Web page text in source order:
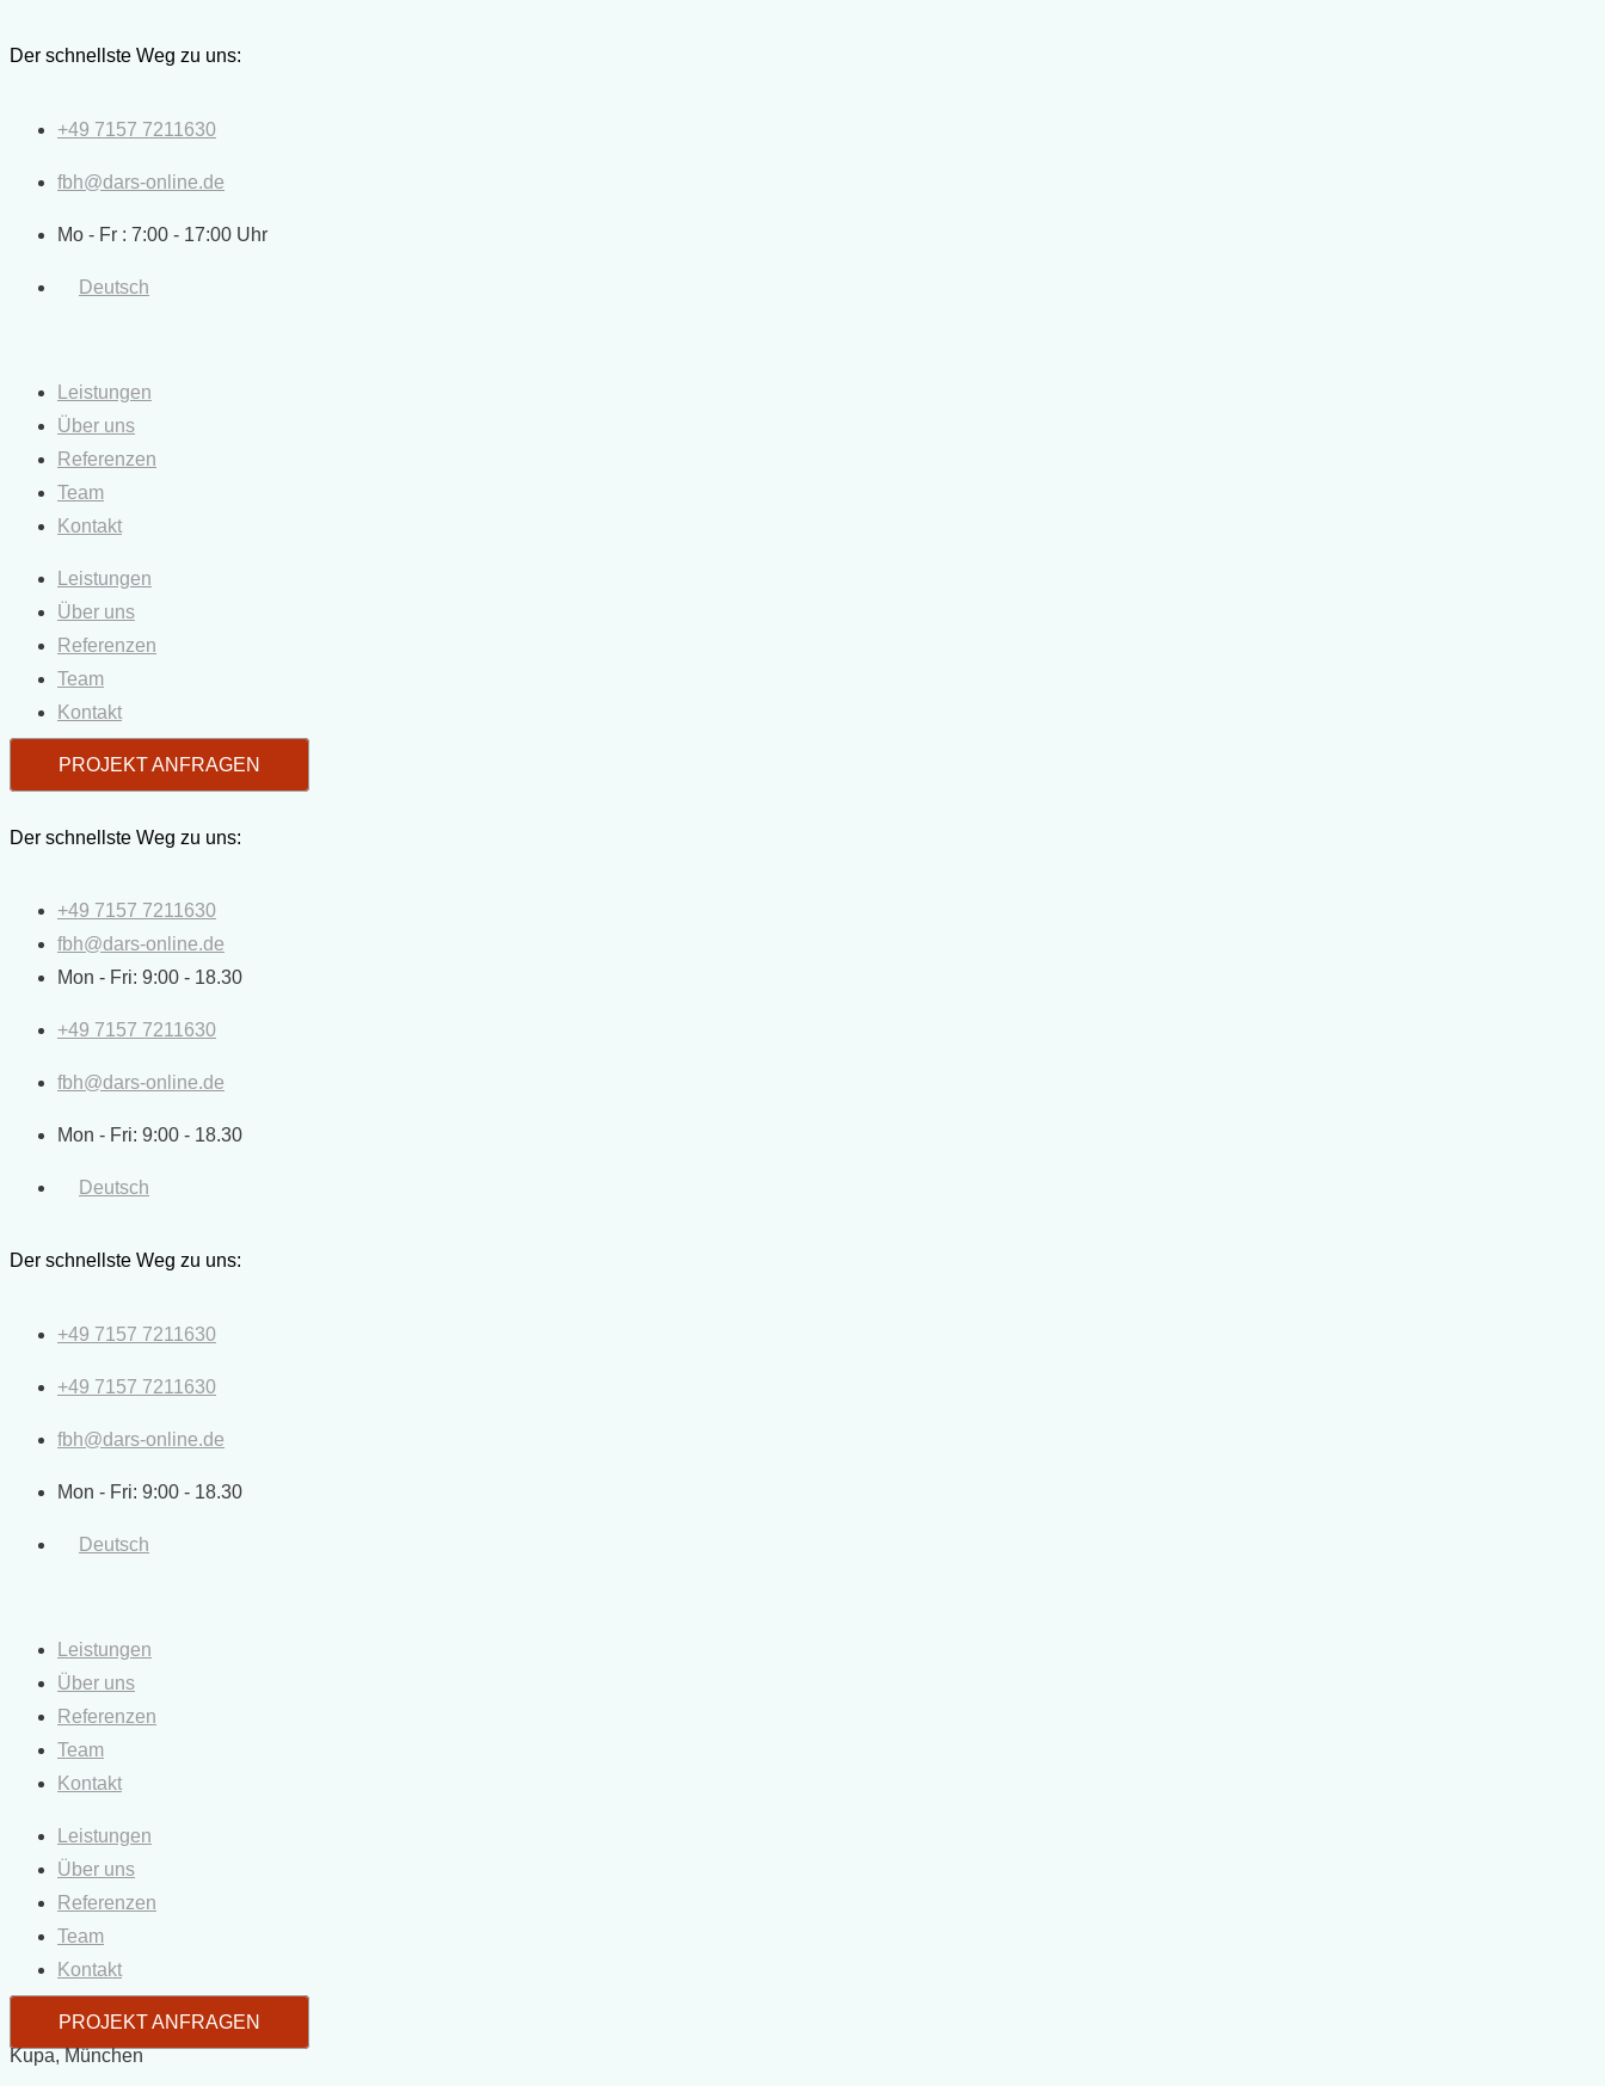
Inhalt
Der schnellste Weg zu uns:
+49 7157 7211630
fbh@dars-online.de
Mo - Fr : 7:00 - 17:00 Uhr
Deutsch
Leistungen
Über uns
Referenzen
Team
Kontakt
Leistungen
Über uns
Referenzen
Team
Kontakt
PROJEKT ANFRAGEN
Der schnellste Weg zu uns:
+49 7157 7211630
fbh@dars-online.de
Mon - Fri: 9:00 - 18.30
+49 7157 7211630
fbh@dars-online.de
Mon - Fri: 9:00 - 18.30
Deutsch
Der schnellste Weg zu uns:
+49 7157 7211630
+49 7157 7211630
fbh@dars-online.de
Mon - Fri: 9:00 - 18.30
Deutsch
Leistungen
Über uns
Referenzen
Team
Kontakt
Leistungen
Über uns
Referenzen
Team
Kontakt
PROJEKT ANFRAGEN
Kupa, München